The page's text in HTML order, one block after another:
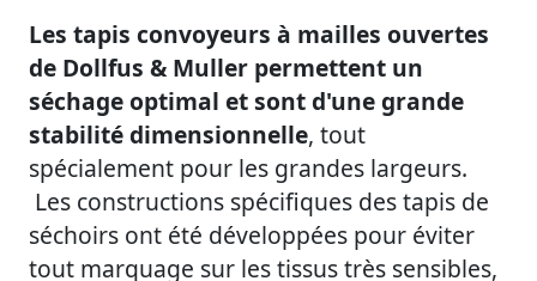
Les tapis convoyeurs à mailles ouvertes
de Dollfus & Muller permettent un
séchage optimal et sont d'une grande
stabilité dimensionnelle, tout
spécialement pour les grandes largeurs.
Les constructions spécifiques des tapis de
séchoirs ont été développées pour éviter
tout marquage sur les tissus très sensibles,